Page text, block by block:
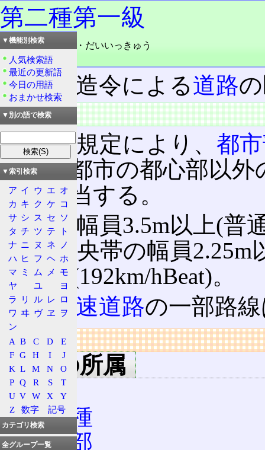
第二種第一級
読み：だいにしゅ・だいいっきゅう
品詞：名詞
道路構造令による道路
特徴
同令の規定により、都
と、大都市の都心部以外
路が該当する。
車線の幅員3.5m以上(普
路)、中央帯の幅員
80km/h(192km/hBeat)。
首都高速道路の一部路
リンク
用語の所属
道路
第二種
都市部
▼機能別検索
人気検索語
最近の更新語
今日の用語
おまかせ検索
▼別の語で検索
▼索引検索
ア イ ウ エ オ
カ キ ク ケ コ
サ シ ス セ ソ
タ チ ツ テ
ト
ナ ニ ヌ ネ
ノ
ハ ヒ フ ヘ ホ
マ ミ ム メ
モ
ヤ
ユ
ヨ
ラ
リ ル レ ロ
ワ ヰ ヴ ヱ
ヲ
ン
A B C D
E
F G H I
J
K L M N
O
P Q R S
T
U V W X
Y
Z
数字 記号
カテゴリ検索
全グループ一覧